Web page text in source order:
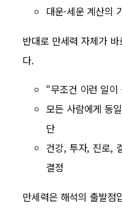
대운·세운 계산의
반대로 만세력 자체가
다.
“무조건 이런 일이
모든 사람에게 동
단
건강, 투자, 진로,
결정
만세력은 해석의 출발점